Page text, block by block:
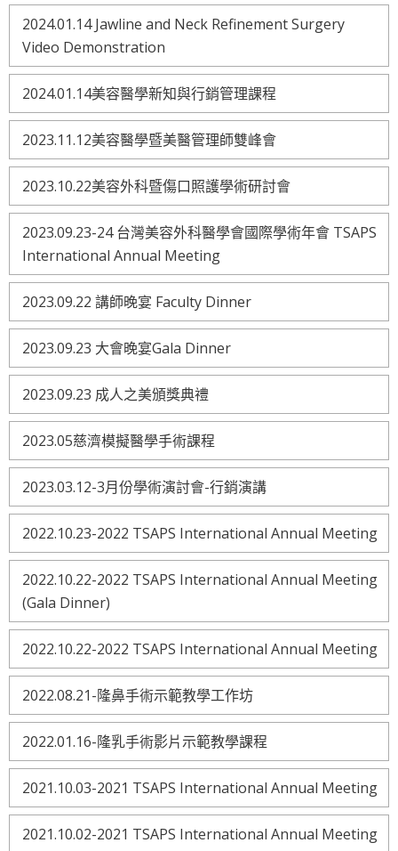
2024.01.14 Jawline and Neck Refinement Surgery
Video Demonstration
2024.01.14美容醫學新知與行銷管理課程
2023.11.12美容醫學暨美醫管理師雙峰會
2023.10.22美容外科暨傷口照護學術研討會
2023.09.23-24 台灣美容外科醫學會國際學術年會 TSAPS
International Annual Meeting
2023.09.22 講師晚宴 Faculty Dinner
2023.09.23 大會晚宴Gala Dinner
2023.09.23 成人之美頒獎典禮
2023.05慈濟模擬醫學手術課程
2023.03.12-3月份學術演討會-行銷演講
2022.10.23-2022 TSAPS International Annual Meeting
2022.10.22-2022 TSAPS International Annual Meeting
(Gala Dinner)
2022.10.22-2022 TSAPS International Annual Meeting
2022.08.21-隆鼻手術示範教學工作坊
2022.01.16-隆乳手術影片示範教學課程
2021.10.03-2021 TSAPS International Annual Meeting
2021.10.02-2021 TSAPS International Annual Meeting